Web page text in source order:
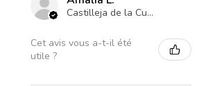
Castilleja de la Cuesta , ES-AN
Cet avis vous a-t-il été
utile ?